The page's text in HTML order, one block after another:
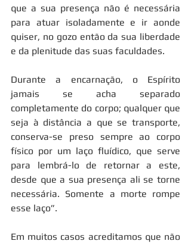
que a sua presença não é necessária
para atuar isoladamente e ir aonde
quiser, no gozo então da sua liberdade
e da plenitude das suas faculdades.
Durante a encarnação, o Espírito
jamais se acha separado
completamente do corpo; qualquer que
seja à distância a que se transporte,
conserva-se preso sempre ao corpo
físico por um laço fluídico, que serve
para lembrá-lo de retornar a este,
desde que a sua presença ali se torne
necessária. Somente a morte rompe
esse laço”.
Em muitos casos acreditamos que não